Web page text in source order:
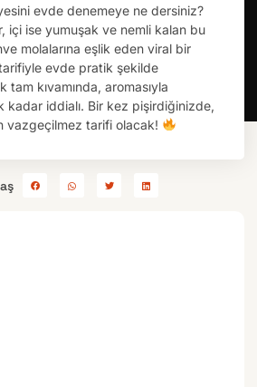
evde denemeye ne dersiniz?
içi ise yumuşak ve nemli kalan bu
molalarına eşlik eden viral bir
evde pratik şekilde
tam kıvamında, aromasıyla
kadar iddialı. Bir kez pişirdiğinizde,
vazgeçilmez tarifi olacak!